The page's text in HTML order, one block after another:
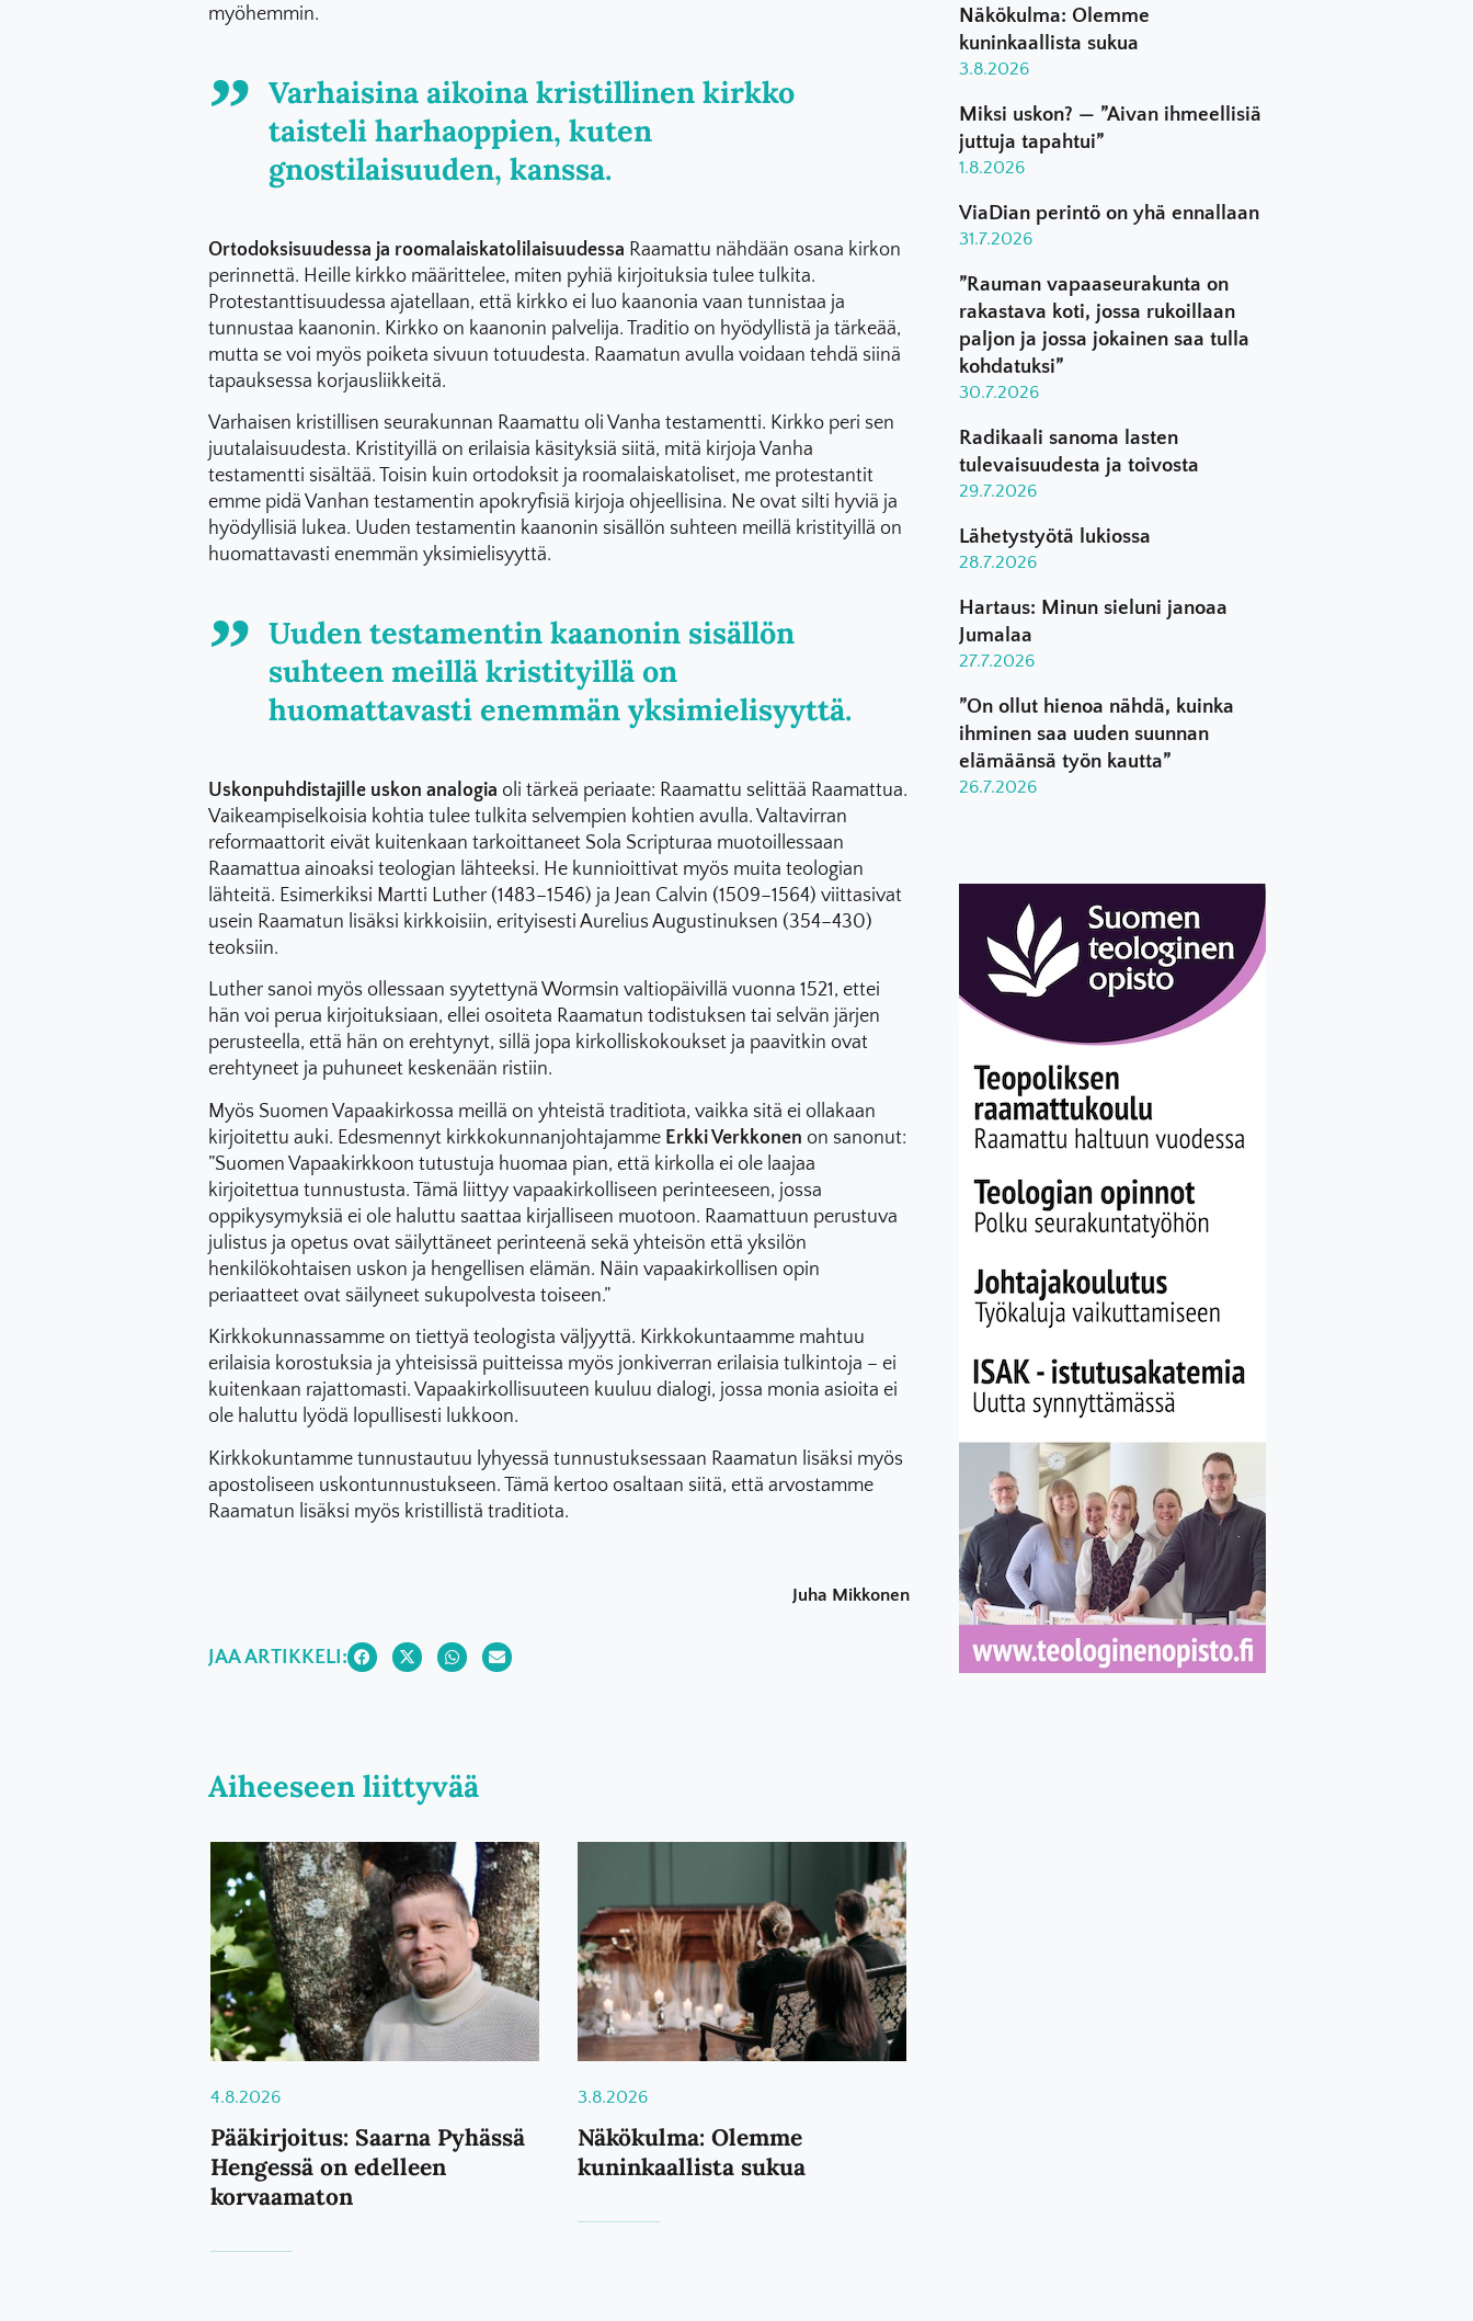
myöhemmin.
Varhaisina aikoina kristillinen kirkko
taisteli harhaoppien, kuten
gnostilaisuuden, kanssa.
Ortodoksisuudessa ja roomalaiskatolilaisuudessa Raamattu nähdään osana kirkon
perinnettä. Heille kirkko määrittelee, miten pyhiä kirjoituksia tulee tulkita.
Protestanttisuudessa ajatellaan, että kirkko ei luo kaanonia vaan tunnistaa ja
tunnustaa kaanonin. Kirkko on kaanonin palvelija. Traditio on hyödyllistä ja tärkeää,
mutta se voi myös poiketa sivuun totuudesta. Raamatun avulla voidaan tehdä siinä
tapauksessa korjausliikkeitä.
Varhaisen kristillisen seurakunnan Raamattu oli Vanha testamentti. Kirkko peri sen
juutalaisuudesta. Kristityillä on erilaisia käsityksiä siitä, mitä kirjoja Vanha
testamentti sisältää. Toisin kuin ortodoksit ja roomalaiskatoliset, me protestantit
emme pidä Vanhan testamentin apokryfisiä kirjoja ohjeellisina. Ne ovat silti hyviä ja
hyödyllisiä lukea. Uuden testamentin kaanonin sisällön suhteen meillä kristityillä on
huomattavasti enemmän yksimielisyyttä.
Uuden testamentin kaanonin sisällön
suhteen meillä kristityillä on
huomattavasti enemmän yksimielisyyttä.
Uskonpuhdistajille uskon analogia oli tärkeä periaate: Raamattu selittää Raamattua.
Vaikeampiselkoisia kohtia tulee tulkita selvempien kohtien avulla. Valtavirran
reformaattorit eivät kuitenkaan tarkoittaneet Sola Scripturaa muotoillessaan
Raamattua ainoaksi teologian lähteeksi. He kunnioittivat myös muita teologian
lähteitä. Esimerkiksi Martti Luther (1483–1546) ja Jean Calvin (1509–1564) viittasivat
usein Raamatun lisäksi kirkkoisiin, erityisesti Aurelius Augustinuksen (354–430)
teoksiin.
Luther sanoi myös ollessaan syytettynä Wormsin valtiopäivillä vuonna 1521, ettei
hän voi perua kirjoituksiaan, ellei osoiteta Raamatun todistuksen tai selvän järjen
perusteella, että hän on erehtynyt, sillä jopa kirkolliskokoukset ja paavitkin ovat
erehtyneet ja puhuneet keskenään ristiin.
Myös Suomen Vapaakirkossa meillä on yhteistä traditiota, vaikka sitä ei ollakaan
kirjoitettu auki. Edesmennyt kirkkokunnanjohtajamme Erkki Verkkonen on sanonut:
”Suomen Vapaakirkkoon tutustuja huomaa pian, että kirkolla ei ole laajaa
kirjoitettua tunnustusta. Tämä liittyy vapaakirkolliseen perinteeseen, jossa
oppikysymyksiä ei ole haluttu saattaa kirjalliseen muotoon. Raamattuun perustuva
julistus ja opetus ovat säilyttäneet perinteenä sekä yhteisön että yksilön
henkilökohtaisen uskon ja hengellisen elämän. Näin vapaakirkollisen opin
periaatteet ovat säilyneet sukupolvesta toiseen.”
Kirkkokunnassamme on tiettyä teologista väljyyttä. Kirkkokuntaamme mahtuu
erilaisia korostuksia ja yhteisissä puitteissa myös jonkiverran erilaisia tulkintoja – ei
kuitenkaan rajattomasti. Vapaakirkollisuuteen kuuluu dialogi, jossa monia asioita ei
ole haluttu lyödä lopullisesti lukkoon.
Kirkkokuntamme tunnustautuu lyhyessä tunnustuksessaan Raamatun lisäksi myös
apostoliseen uskontunnustukseen. Tämä kertoo osaltaan siitä, että arvostamme
Raamatun lisäksi myös kristillistä traditiota.
Juha Mikkonen
JAA ARTIKKELI:
Aiheeseen liittyvää
4.8.2026
Pääkirjoitus: Saarna Pyhässä
Hengessä on edelleen
korvaamaton
3.8.2026
Näkökulma: Olemme
kuninkaallista sukua
Näkökulma: Olemme
kuninkaallista sukua
3.8.2026
Miksi uskon? — ”Aivan ihmeellisiä
juttuja tapahtui”
1.8.2026
ViaDian perintö on yhä ennallaan
31.7.2026
”Rauman vapaaseurakunta on
rakastava koti, jossa rukoillaan
paljon ja jossa jokainen saa tulla
kohdatuksi”
30.7.2026
Radikaali sanoma lasten
tulevaisuudesta ja toivosta
29.7.2026
Lähetystyötä lukiossa
28.7.2026
Hartaus: Minun sieluni janoaa
Jumalaa
27.7.2026
”On ollut hienoa nähdä, kuinka
ihminen saa uuden suunnan
elämäänsä työn kautta”
26.7.2026